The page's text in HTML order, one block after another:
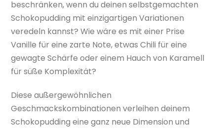
beschränken, wenn du deinen selbstgemachten
Schokopudding mit einzigartigen Variationen
veredeln kannst? Wie wäre es mit einer Prise
Vanille für eine zarte Note, etwas Chili für eine
gewagte Schärfe oder einem Hauch von Karamell
für süße Komplexität?
Diese außergewöhnlichen
Geschmackskombinationen verleihen deinem
Schokopudding eine ganz neue Dimension und